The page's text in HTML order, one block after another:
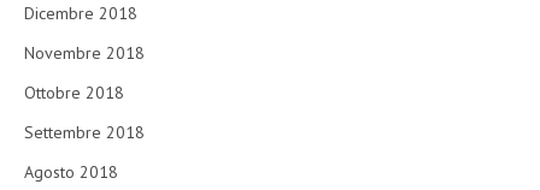
Dicembre 2018
Novembre 2018
Ottobre 2018
Settembre 2018
Agosto 2018